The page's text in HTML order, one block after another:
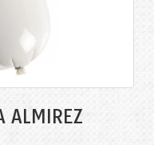
ALMIREZ